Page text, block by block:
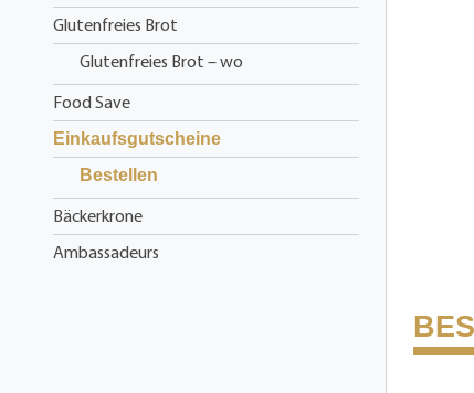
Glutenfreies Brot
Glutenfreies Brot – wo
Food Save
Einkaufsgutscheine
Bestellen
Bäckerkrone
Ambassadeurs